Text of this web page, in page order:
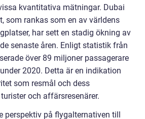
kvantitativa mätningar. Dubai
som rankas som en av världens
har sett en stadig ökning av
senaste åren. Enligt statistik från
över 89 miljoner passagerare
2020. Detta är en indikation
som resmål och dess
och affärsresenärer.
perspektiv på flygalternativen till